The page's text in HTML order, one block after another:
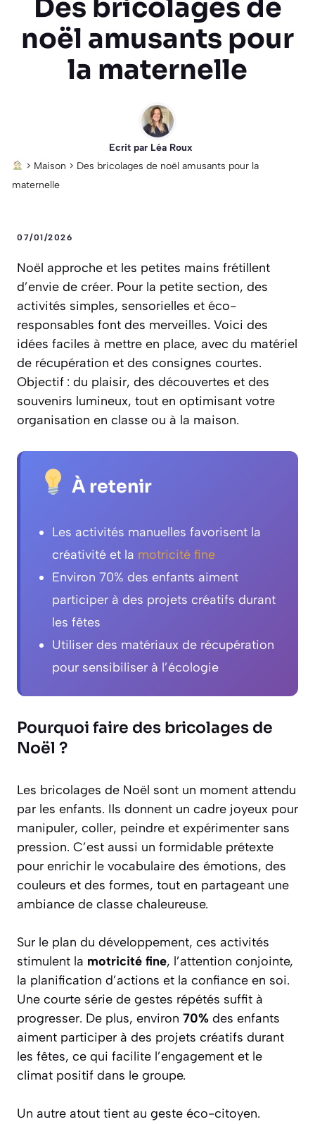
Des bricolages de
noël amusants pour
la maternelle
Ecrit par Léa Roux
> Maison > Des bricolages de noël amusants pour la
maternelle
07/01/2026
Noël approche et les petites mains frétillent
d’envie de créer. Pour la petite section, des
activités simples, sensorielles et éco-
responsables font des merveilles. Voici des
idées faciles à mettre en place, avec du matériel
de récupération et des consignes courtes.
Objectif : du plaisir, des découvertes et des
souvenirs lumineux, tout en optimisant votre
organisation en classe ou à la maison.
À retenir
Les activités manuelles favorisent la
créativité et la motricité fine
Environ 70% des enfants aiment
participer à des projets créatifs durant
les fêtes
Utiliser des matériaux de récupération
pour sensibiliser à l’écologie
Pourquoi faire des bricolages de
Noël ?
Les bricolages de Noël sont un moment attendu
par les enfants. Ils donnent un cadre joyeux pour
manipuler, coller, peindre et expérimenter sans
pression. C’est aussi un formidable prétexte
pour enrichir le vocabulaire des émotions, des
couleurs et des formes, tout en partageant une
ambiance de classe chaleureuse.
Sur le plan du développement, ces activités
stimulent la motricité fine, l’attention conjointe,
la planification d’actions et la confiance en soi.
Une courte série de gestes répétés suffit à
progresser. De plus, environ 70% des enfants
aiment participer à des projets créatifs durant
les fêtes, ce qui facilite l’engagement et le
climat positif dans le groupe.
Un autre atout tient au geste éco-citoyen.